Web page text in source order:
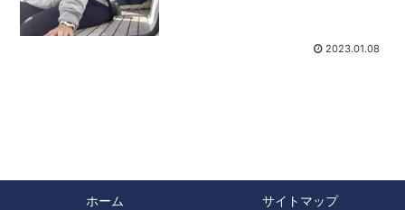
2023.01.08
ホーム
サイトマップ